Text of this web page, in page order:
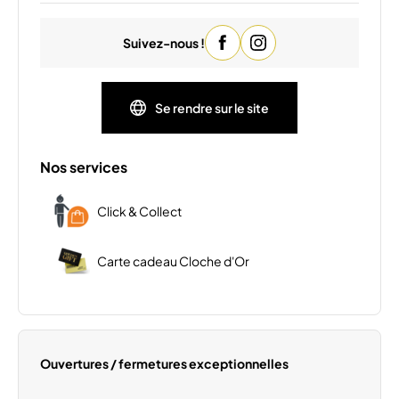
09:00 - 20:00
09:00 - 20:00
09:00 - 19:00
Suivez-nous !
Se rendre sur le site
Nos services
Click & Collect
Carte cadeau Cloche d'Or
Ouvertures / fermetures exceptionnelles